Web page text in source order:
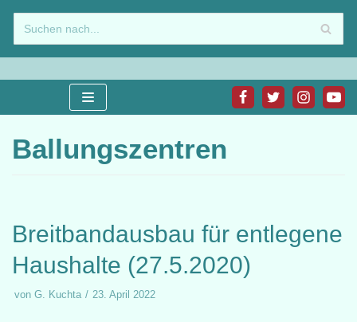
Zum
Inhalt
springen
Ballungszentren
Breitbandausbau für entlegene
Haushalte (27.5.2020)
von G. Kuchta 23. April 2022